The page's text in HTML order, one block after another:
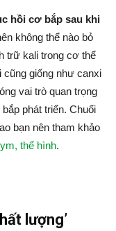
hồi cơ bắp sau khi
không thể nào bỏ
trữ kali trong cơ thể
cũng giống như canxi
vai trò quan trọng
phát triển. Chuối
bạn nên tham khảo
thể hình.
lượng’